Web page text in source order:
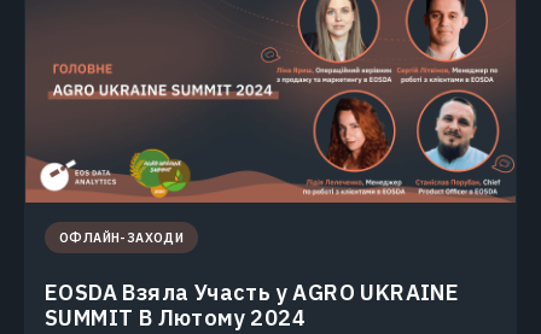
ОФЛАЙН-ЗАХОДИ
EOSDA Взяла Участь у AGRO UKRAINE
SUMMIT В Лютому 2024